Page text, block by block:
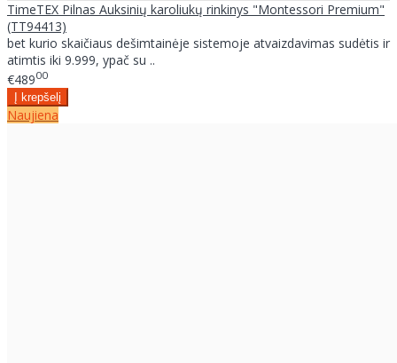
TimeTEX Pilnas Auksinių karoliukų rinkinys "Montessori Premium"
(TT94413)
bet kurio skaičiaus dešimtainėje sistemoje atvaizdavimas sudėtis ir
atimtis iki 9.999, ypač su ..
€48900
Naujiena